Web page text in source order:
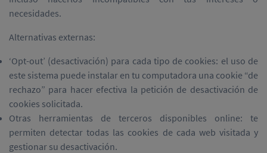
necesidades.
Alternativas externas:
‘Opt-out’ (desactivación) para cada tipo de cookies: el uso de
este sistema puede instalar en tu computadora una cookie “de
rechazo” para hacer efectiva la petición de desactivación de
cookies solicitada.
Otras herramientas de terceros disponibles online: te
permiten detectar todas las cookies de cada web visitada y
gestionar su desactivación.